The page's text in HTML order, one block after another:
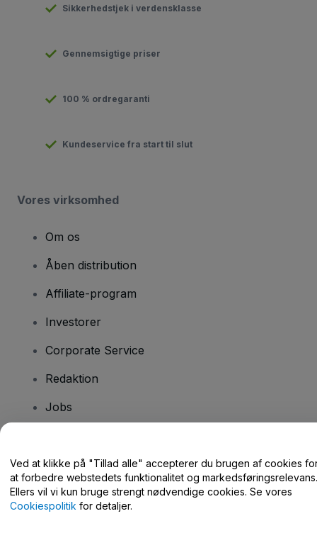
Sikkerhedstjek i verdensklasse
Gennemsigtige priser
100 % ordregaranti
Kundeservice fra start til slut
Vores virksomhed
Om os
Åben distribution
Affiliate-program
Investorer
Corporate Service
Redaktion
Jobs
Har du spørgsmål?
Hjælpecenter / Kontakt os
Ved at klikke på "Tillad alle" accepterer du brugen af cookies
at forbedre webstedets funktionalitet og markedsføringsrelevans.
Ellers vil vi kun bruge strengt nødvendige cookies. Se vores
Cookiespolitik for detaljer.